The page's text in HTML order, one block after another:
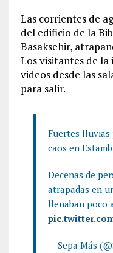
Las corrientes de
del edificio de la
Basaksehir,
Los visitantes de
videos desde las
para salir.
Fuertes lluvias
caos en
Decenas de
atrapadas en
llenaban poco
— Sepa Más